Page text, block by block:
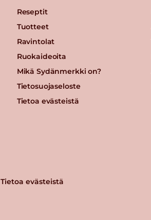
Reseptit
Tuotteet
Ravintolat
Ruokaideoita
Mikä Sydänmerkki on?
Tietosuojaseloste
Tietoa evästeistä
Tietoa evästeistä